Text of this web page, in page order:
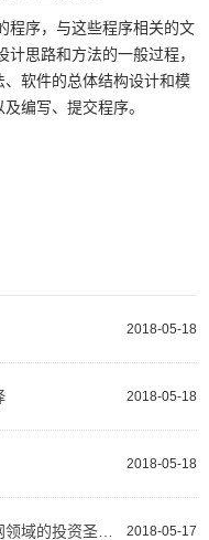
程序，与这些程序相关的文
思路和方法的一般过程，
软件的总体结构设计和模
编写、提交程序。
2018-05-18
2018-05-18
2018-05-18
2018-05-17